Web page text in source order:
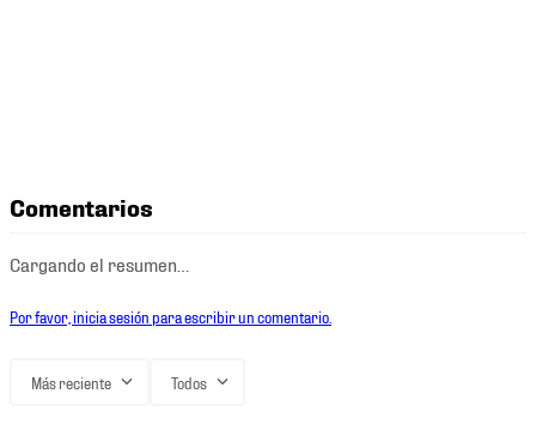
Comentarios
Cargando el resumen…
Por favor, inicia sesión para escribir un comentario.
Más reciente Todos